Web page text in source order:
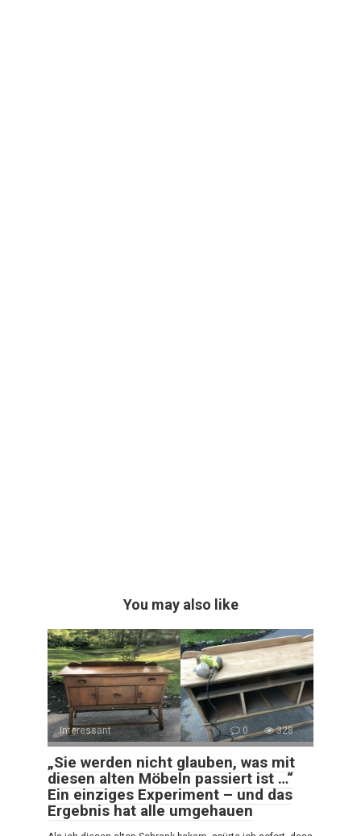
You may also like
Interessant 0 328
„Sie werden nicht glauben, was mit
diesen alten Möbeln passiert ist …“
Ein einziges Experiment – und das
Ergebnis hat alle umgehauen